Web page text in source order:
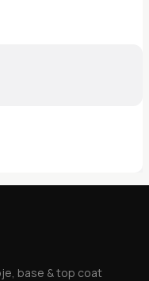
base & top coat